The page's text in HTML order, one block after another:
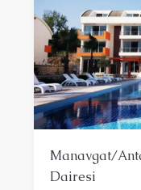
Manavgat/
Dairesi